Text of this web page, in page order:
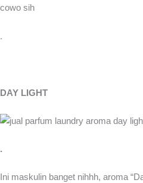
cowo sih
.
DAY LIGHT
.
Ini maskulin banget nihhh, aroma